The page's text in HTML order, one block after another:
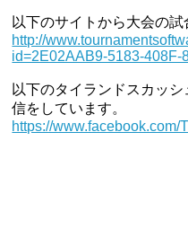
以下のサイトから大会の試
http://
id=2E02AAB9-5183-
以下のタイランドスカッ
信をしています。
https://www.facebook.com/